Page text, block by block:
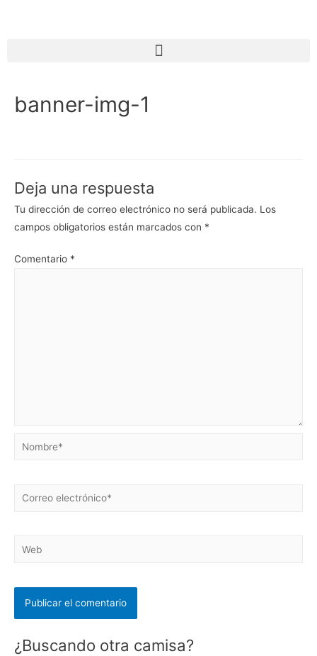
banner-img-1
Deja una respuesta
Tu dirección de correo electrónico no será publicada. Los
campos obligatorios están marcados con *
Comentario *
¿Buscando otra camisa?